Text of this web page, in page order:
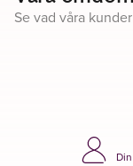
Se vad våra